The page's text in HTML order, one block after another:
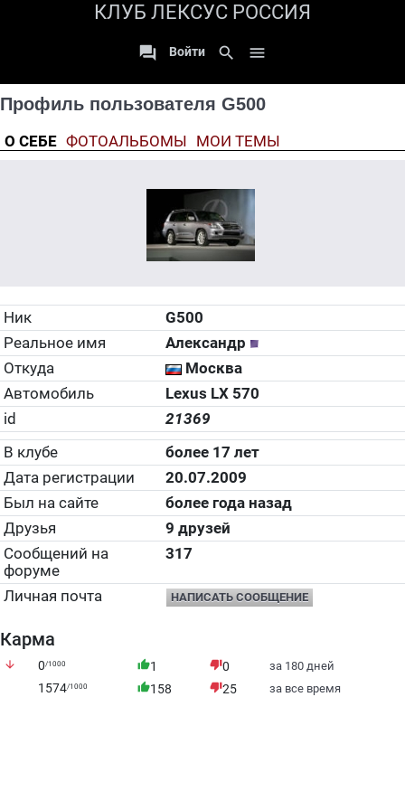
КЛУБ ЛЕКСУС РОССИЯ
 Войти search 
Профиль пользователя G500
О СЕБЕ ФОТОАЛЬБОМЫ МОИ ТЕМЫ
Ник
G500
Реальное имя
Александр
Откуда
Москва
Автомобиль
Lexus LX 570
id
21369
В клубе
более 17 лет
Дата регистрации
20.07.2009
Был на сайте
более года назад
Друзья
9 друзей
Сообщений на
форуме
317
Личная почта НАПИСАТЬ СООБЩЕНИЕ
Карма
arrow_downward 0/1000 thumb_up1 thumb_down0 за 180 дней
1574/1000 thumb_up158 thumb_down25 за все время